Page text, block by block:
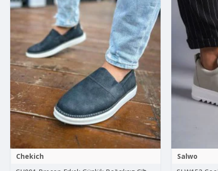
Chekich
Salwo